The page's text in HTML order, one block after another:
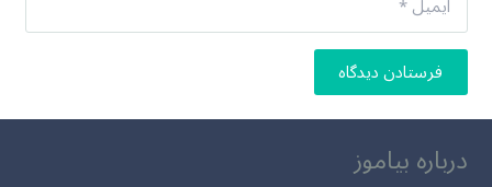
فرستادن دیدگاه
درباره بیاموز